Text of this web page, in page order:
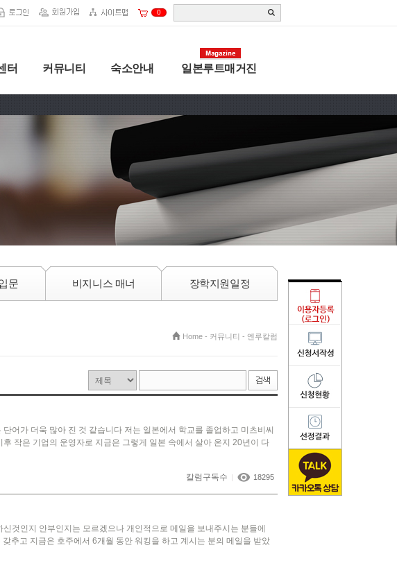
0
터 커뮤니티 숙소안내 일본루트매거진
문 비지니스 매너 장학지원일정
Home - 커뮤니티 - 엔루칼럼
어가 더욱 많아 진 것 같습니다 저는 일본에서 학교를 졸업하고 미츠비씨
작은 기업의 운영자로 지금은 그렇게 일본 속에서 살아 온지 20년이 다
칼럼구독수 | 18295
것인지 안부인지는 모르겠으나 개인적으로 메일을 보내주시는 분들에
추고 지금은 호주에서 6개월 동안 워킹을 하고 계시는 분의 메일을 받았